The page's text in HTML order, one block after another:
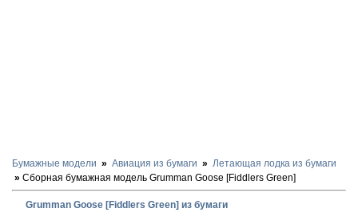
Бумажные модели Авиация из бумаги
Летающая лодка из бумаги
Сборная бумажная модель Grumman Goose [Fiddlers Green]
Grumman Goose [Fiddlers Green] из бумаги